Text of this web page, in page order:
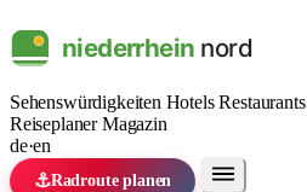
Sehenswürdigkeiten HotelsRestaurants
ReiseplanerMagazin
de·en
⚓Radroute planen